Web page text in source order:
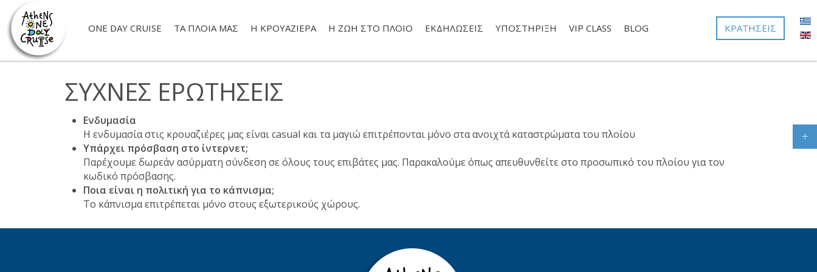
ONE DAY CRUISE ΤΑ ΠΛΟΊΑ ΜΑΣ Η ΚΡΟΥΑΖΙΈΡΑ Η ΖΩΉ ΣΤΟ ΠΛΟΊΟ ΕΚΔΗΛΏΣΕΙΣ ΥΠΟΣΤΉΡΙΞΗ VIP CLASS BLOG ΚΡΑΤΉΣΕΙΣ
ΣΥΧΝΈΣ ΕΡΩΤΉΣΕΙΣ
Ενδυμασία
Η ενδυμασία στις κρουαζιέρες μας είναι casual και τα μαγιώ επιτρέπονται μόνο στα ανοιχτά καταστρώματα του πλοίου
Υπάρχει πρόσβαση στο ίντερνετ;
Παρέχουμε δωρεάν ασύρματη σύνδεση σε όλους τους επιβάτες μας. Παρακαλούμε όπως απευθυνθείτε στο προσωπικό του πλοίου για τον
κωδικό πρόσβασης.
Ποια είναι η πολιτική για το κάπνισμα;
Το κάπνισμα επιτρέπεται μόνο στους εξωτερικούς χώρους.